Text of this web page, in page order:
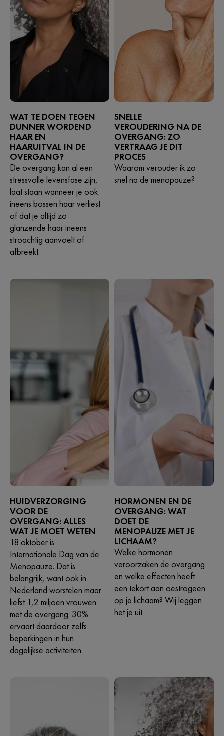
WAT TE DOEN TEGEN
DUNNER WORDEND
HAAR EN
HAARUITVAL IN DE
OVERGANG?
De overgang kan al een
stressvolle levensfase zijn,
laat staan wanneer je ook
ineens bossen haar verliest
of dat je altijd zo
glanzende haar ineens
stroachtig aanvoelt of
afbreekt.
SNELLE
VEROUDERING NA DE
OVERGANG: ZO
VERTRAAG JE DIT
PROCES
Waarom verouder ik zo
snel na de menopauze?
HUIDVERZORGING
VOOR DE
OVERGANG: ALLES
WAT JE MOET WETEN
18 oktober is
Internationale Dag van de
Menopauze. Dat is
belangrijk, want ook in
Nederland worstelen maar
liefst 1,2 miljoen vrouwen
met de overgang. 30%
ervaart daardoor zelfs
beperkingen in hun
dagelijkse activiteiten.
HORMONEN EN DE
OVERGANG: WAT
DOET DE
MENOPAUZE MET JE
LICHAAM?
Welke hormonen
veroorzaken de overgang
en welke effecten heeft
een tekort aan oestrogeen
op je lichaam? Wij leggen
het je uit.